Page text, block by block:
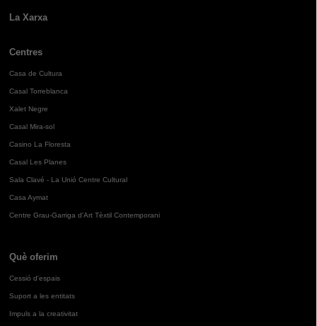
La Xarxa
Centres
Casa de Cultura
Casal Torreblanca
Xalet Negre
Casal Mira-sol
Casino La Floresta
Casal Les Planes
Sala Clavé - La Unió Centre Cultural
Casa Aymat
Centre Grau-Garriga d'Art Tèxtil Contemporani
Què oferim
Cessió d'espais
Suport a les entitats
Impuls a la creativitat